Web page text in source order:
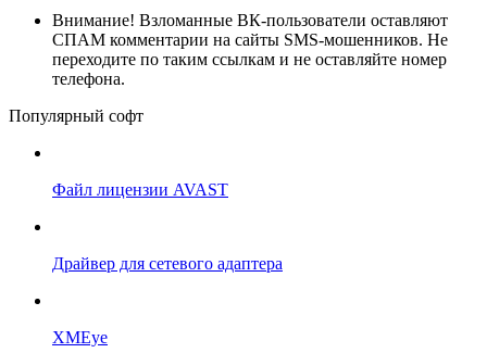
Внимание! Взломанные ВК-пользователи оставляют
СПАМ комментарии на сайты SMS-мошенников. Не
переходите по таким ссылкам и не оставляйте номер
телефона.
Популярный софт
Файл лицензии AVAST
Драйвер для сетевого адаптера
XMEye